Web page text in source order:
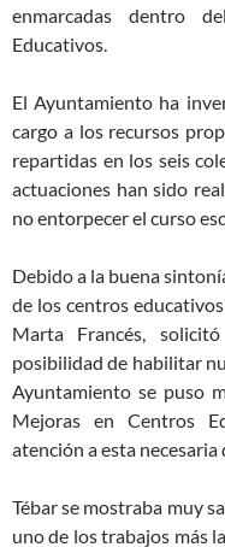
enmarcadas dentro
Educativos.
El Ayuntamiento ha
cargo a los recursos
repartidas en los seis
actuaciones han sido
no entorpecer el curso
Debido a la buena
de los centros
Marta Francés,
posibilidad de habilitar
Ayuntamiento se puso
Mejoras en Centros
atención a esta necesaria
Tébar se mostraba muy
uno de los trabajos más